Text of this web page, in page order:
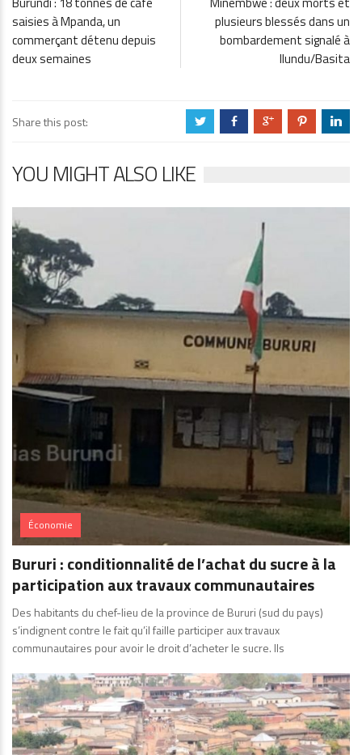
saisies à Mpanda, un
commerçant détenu depuis
deux semaines
plusieurs blessés dans un
bombardement signalé à
Ilundu/Basita
Share this post: a b c d j
YOU MIGHT ALSO LIKE
Économie
Bururi : conditionnalité de l’achat du sucre à la
participation aux travaux communautaires
Des habitants du chef-lieu de la province de Bururi (sud du pays)
s’indignent contre le fait qu’il faille participer aux travaux
communautaires pour avoir le droit d’acheter le sucre. Ils